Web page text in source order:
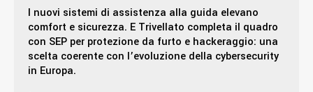
I nuovi sistemi di assistenza alla guida elevano
comfort e sicurezza. E Trivellato completa il quadro
con SEP per protezione da furto e hackeraggio: una
scelta coerente con l’evoluzione della cybersecurity
in Europa.